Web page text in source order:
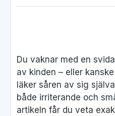
Du vaknar med en
av kinden – eller
läker såren av sig
både irriterande och
artikeln får du veta